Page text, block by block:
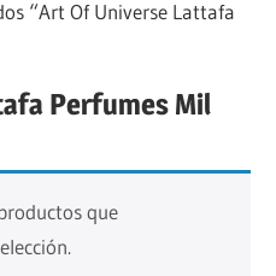
“Art Of Universe Lattafa
Perfumes Mil
que